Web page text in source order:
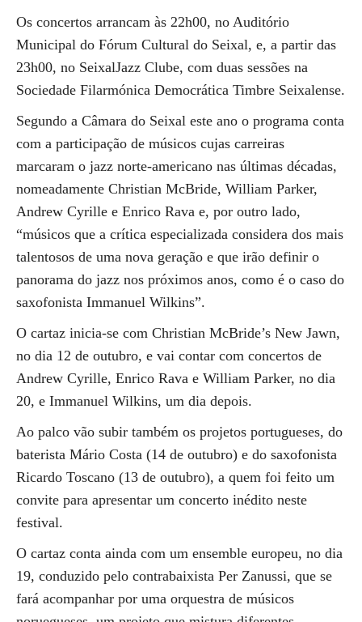
Os concertos arrancam às 22h00, no Auditório
Municipal do Fórum Cultural do Seixal, e, a partir das
23h00, no SeixalJazz Clube, com duas sessões na
Sociedade Filarmónica Democrática Timbre Seixalense.
Segundo a Câmara do Seixal este ano o programa conta
com a participação de músicos cujas carreiras
marcaram o jazz norte-americano nas últimas décadas,
nomeadamente Christian McBride, William Parker,
Andrew Cyrille e Enrico Rava e, por outro lado,
“músicos que a crítica especializada considera dos mais
talentosos de uma nova geração e que irão definir o
panorama do jazz nos próximos anos, como é o caso do
saxofonista Immanuel Wilkins”.
O cartaz inicia-se com Christian McBride’s New Jawn,
no dia 12 de outubro, e vai contar com concertos de
Andrew Cyrille, Enrico Rava e William Parker, no dia
20, e Immanuel Wilkins, um dia depois.
Ao palco vão subir também os projetos portugueses, do
baterista Mário Costa (14 de outubro) e do saxofonista
Ricardo Toscano (13 de outubro), a quem foi feito um
convite para apresentar um concerto inédito neste
festival.
O cartaz conta ainda com um ensemble europeu, no dia
19, conduzido pelo contrabaixista Per Zanussi, que se
fará acompanhar por uma orquestra de músicos